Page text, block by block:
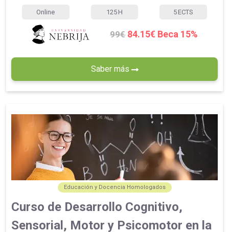
Online 125 H 5 ECTS
99€ 84.15€ Beca 15%
Saber más
Educación y Docencia Homologados
Curso de Desarrollo Cognitivo,
Sensorial, Motor y Psicomotor en la